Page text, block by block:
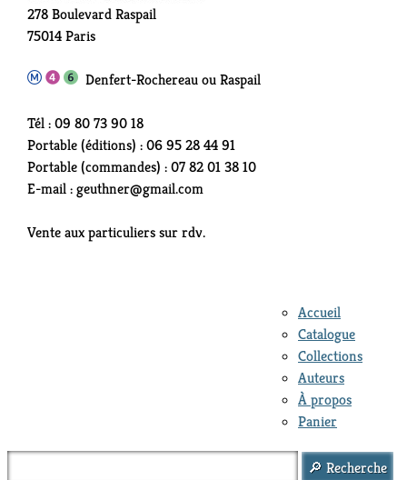
278 Boulevard Raspail
75014 Paris
Denfert-Rochereau ou Raspail
Tél : 09 80 73 90 18
Portable (éditions) : 06 95 28 44 91
Portable (commandes) : 07 82 01 38 10
E-mail : geuthner@gmail.com
Vente aux particuliers sur rdv.
Accueil
Catalogue
Collections
Auteurs
À propos
Panier